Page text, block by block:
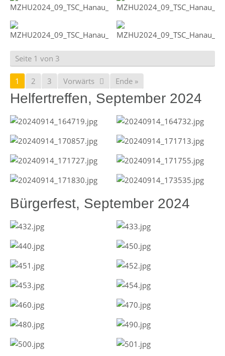
Seite 1 von 3
1 2 3 Vorwärts Ende »
Helfertreffen, September 2024
Bürgerfest, September 2024